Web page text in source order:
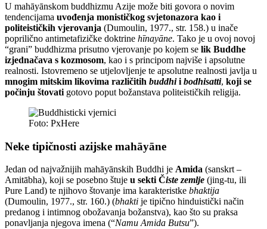
U mahāyānskom buddhizmu Azije može biti govora o novim
tendencijama uvođenja monističkog svjetonazora kao i
politeističkih vjerovanja (Dumoulin, 1977., str. 158.) u inače
poprilično antimetafizičke doktrine hīnayāne. Tako je u ovoj novoj
“grani” buddhizma prisutno vjerovanje po kojem se lik Buddhe
izjednačava s kozmosom, kao i s principom najviše i apsolutne
realnosti. Istovremeno se utjelovljenje te apsolutne realnosti javlja u
mnogim mitskim likovima različitih buddhii bodhisatti, koji se
počinju štovati gotovo poput božanstava politeističkih religija.
Foto: PxHere
Neke tipičnosti azijske mahāyāne
Jedan od najvažnijih mahāyānskih Buddhi je Amida (sanskrt –
Amitābha), koji se posebno štuje u sekti Čiste zemlje (jing-tu, ili
Pure Land) te njihovo štovanje ima karakteristke bhaktija
(Dumoulin, 1977., str. 160.) (bhakti je tipično hinduistički način
predanog i intimnog obožavanja božanstva), kao što su praksa
ponavljanja njegova imena (“Namu Amida Butsu”).